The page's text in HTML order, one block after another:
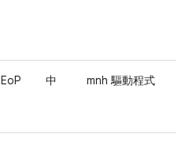
EoP 中 mnh 驅動程式